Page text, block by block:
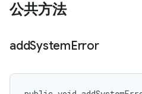
公共方法
addSystemError